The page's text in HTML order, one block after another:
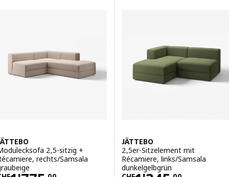
2,5-sitzig +
rechts/Samsala
JÄTTEBO
2,5er-Sitzelement mit
Récamiere, links/Samsala
dunkelgelbgrün